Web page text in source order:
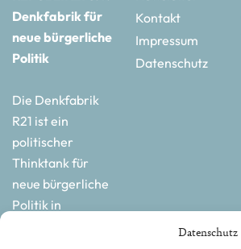
Datenschutz
Denkfabrik für
neue bürgerliche
Politik
Die Denkfabrik
R21 ist ein
politischer
Thinktank für
neue bürgerliche
Politik in
Kontakt
Impressum
Datenschutz